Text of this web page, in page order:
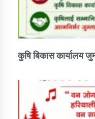
कुषि बिकास कार्यालय